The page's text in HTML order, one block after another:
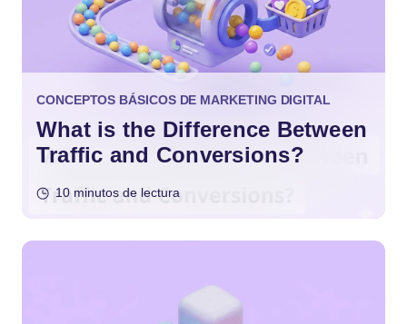
CONCEPTOS BÁSICOS DE MARKETING DIGITAL
What is the Difference Between
Traffic and Conversions?
10 minutos de lectura